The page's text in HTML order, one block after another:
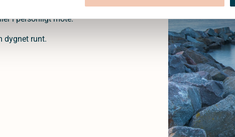
och hjälper dig via
i personligt möte.
dygnet runt.